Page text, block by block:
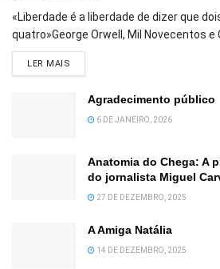
«Liberdade é a liberdade de dizer que
quatro»George Orwell, Mil Novecentos e
LER MAIS
Agradecimento público
6 DE JANEIRO, 2026
Anatomia do Chega: A
do jornalista Miguel
27 DE DEZEMBRO, 2025
A Amiga Natália
14 DE DEZEMBRO, 2025